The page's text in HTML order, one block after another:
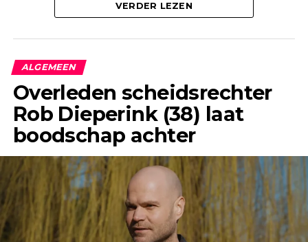
Onderzoek na vondst in woning
Molenstraat in Borculo een overleden persoon
aangetroffen. Kort daarna bevestigde de politie
dat er onderzoek werd gedaan naar de
omstandigheden van het overlijden.
Ook een forensisch onderzoeksteam kwam ter
plaatse om de situatie zorgvuldig in kaart te
brengen. Dergelijke onderzoeken maken
standaard deel uit van een procedure wanneer de
oorzaak van een overlijden nog niet direct
duidelijk is.
VERDER LEZEN
ALGEMEEN
Overleden scheidsrechter
Rob Dieperink (38) laat
boodschap achter